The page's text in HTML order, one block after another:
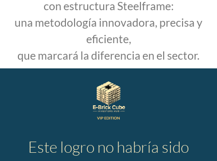
con estructura Steelframe:
una metodología innovadora, precisa y
eficiente,
que marcará la diferencia en el sector.
Este logro no habría sido